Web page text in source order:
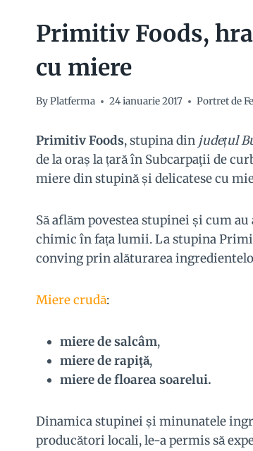
Primitiv Foods,
cu miere
ByPlatferma 24 ianuarie 2017 Portret de
Primitiv Foods, stupina din județul
de la oraș la țară în Subcarpaţii de
miere din stupină și delicatese cu
Să aflăm povestea stupinei și cum
chimic în fața lumii. La stupina
conving prin alăturarea
Miere crudă:
miere de salcâm,
miere de rapiţă,
miere de floarea soarelui.
Dinamica stupinei și minunatele
producători locali, le-a permis să